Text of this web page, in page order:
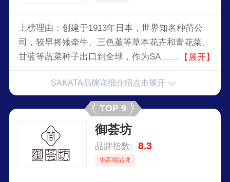
上榜理由：创建于1913年日本，世界知名种苗公
司，较早将矮牵牛、三色堇等草本花卉和青花菜、
甘蓝等蔬菜种子出口到全球，作为SAKATA的第一
了世界首创的重瓣矮牵牛花新品种。这个名种的问
世，使SAKATA在世界上一举成名。
【展开】
SAKATA品牌详细介绍点击展开
TOP 9
御荟坊
品牌指数: 8.3
中高端品牌